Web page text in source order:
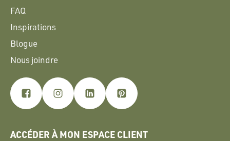
FAQ
Inspirations
Blogue
Nous joindre
ACCÉDER À MON ESPACE CLIENT